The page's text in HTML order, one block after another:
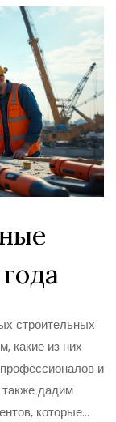
строительных
какие из них
и
дадим
которые